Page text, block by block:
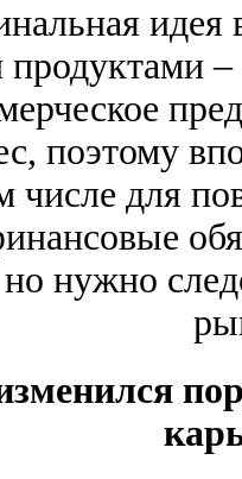
идея
поэтому
числе для
но нужно